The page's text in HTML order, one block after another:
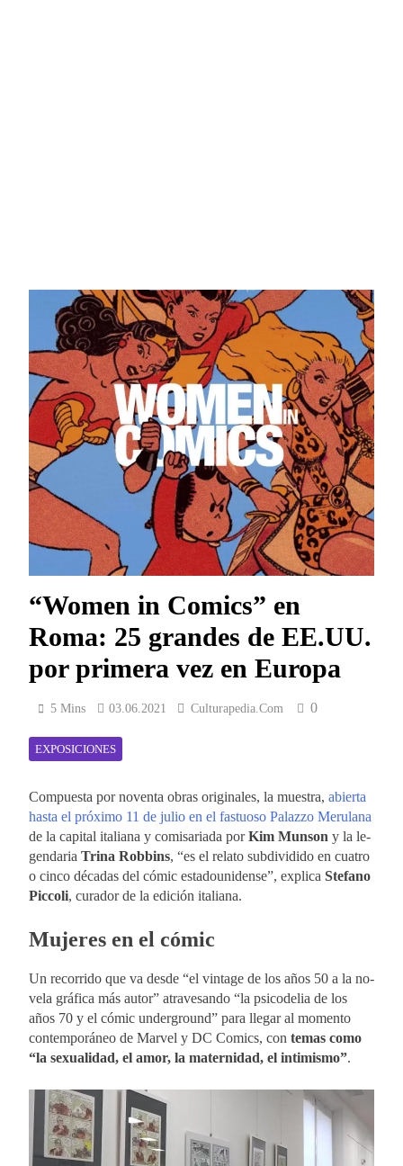
“Wo­men in Co­mics” en
Roma: 25 grandes de EE.UU.
por pri­me­ra vez en Eu­ro­pa
5 Mins 03.06.2021 Culturapedia.com 0
EXPOSICIONES
Com­pues­ta por no­ven­ta obras ori­gi­na­les, la mues­tra, abier­ta
has­ta el pró­xi­mo 11 de ju­lio en el fas­tuo­so Pa­laz­zo Me­ru­la­na
de la ca­pi­tal ita­lia­na y co­mi­sa­ria­da porKim Mun­son y la le­
gen­da­ria Tri­na Rob­bins, “es el re­la­to sub­di­vi­di­do en cua­tro
o cin­co dé­ca­das del có­mic es­ta­dou­ni­den­se”, ex­pli­ca Ste­fano
Pic­co­li, cu­ra­dor de la edi­ción ita­lia­na.
Mu­je­res en el có­mic
Un re­co­rri­do que va des­de “el vin­ta­ge de los años 50 a la no­
ve­la grá­fi­ca más au­tor” atra­ve­san­do “la psi­co­de­lia de los
años 70 y el có­mic un­der­ground” para lle­gar al mo­men­to
con­tem­po­rá­neo de Mar­vel y DC Co­mics, con te­mas como
“la se­xua­li­dad, el amor, la ma­ter­ni­dad, el in­ti­mis­mo”.